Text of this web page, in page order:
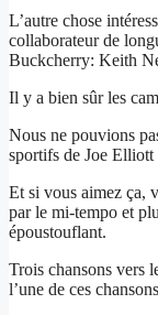
L’autre chose
collaborateur de
Buckcherry: Keith
Il y a bien sûr les
Nous ne pouvions
sportifs de Joe Elliott
Et si vous aimez ça,
par le mi-tempo et
époustouflant.
Trois chansons vers
l’une de ces